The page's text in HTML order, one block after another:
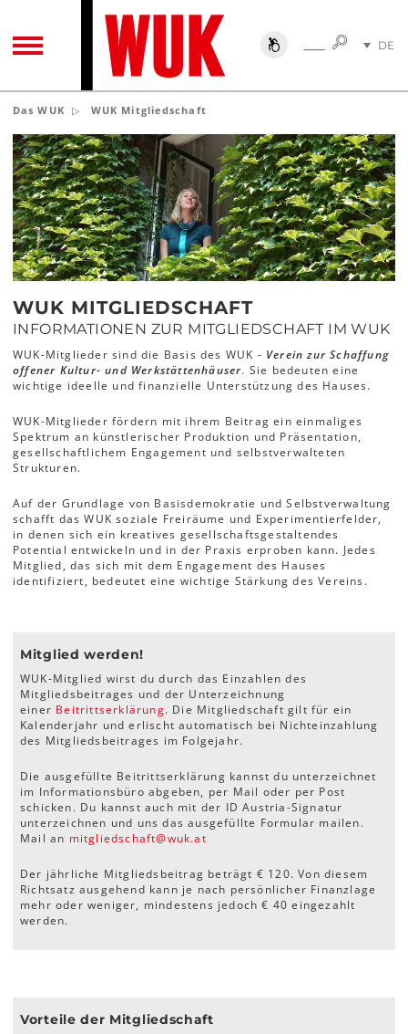
TOGGLE NAVIGATIONSUCHESUCHE
DE
Das WUK WUK Mitgliedschaft
WUK MITGLIEDSCHAFT
INFORMATIONEN ZUR MITGLIEDSCHAFT IM WUK
WUK-Mitglieder sind die Basis des WUK - Verein zur Schaffung
offener Kultur- und Werkstättenhäuser. Sie bedeuten eine
wichtige ideelle und finanzielle Unterstützung des Hauses.
WUK-Mitglieder fördern mit ihrem Beitrag ein einmaliges
Spektrum an künstlerischer Produktion und Präsentation,
gesellschaftlichem Engagement und selbstverwalteten
Strukturen.
Auf der Grundlage von Basisdemokratie und Selbstverwaltung
schafft das WUK soziale Freiräume und Experimentierfelder,
in denen sich ein kreatives gesellschaftsgestaltendes
Potential entwickeln und in der Praxis erproben kann. Jedes
Mitglied, das sich mit dem Engagement des Hauses
identifiziert, bedeutet eine wichtige Stärkung des Vereins.
Mitglied werden!
WUK-Mitglied wirst du durch das Einzahlen des
Mitgliedsbeitrages und der Unterzeichnung
einer Beitrittserklärung. Die Mitgliedschaft gilt für ein
Kalenderjahr und erlischt automatisch bei Nichteinzahlung
des Mitgliedsbeitrages im Folgejahr.
Die ausgefüllte Beitrittserklärung kannst du unterzeichnet
im Informationsbüro abgeben, per Mail oder per Post
schicken. Du kannst auch mit der ID Austria-Signatur
unterzeichnen und uns das ausgefüllte Formular mailen.
Mail an mitgliedschaft@wuk.at
Der jährliche Mitgliedsbeitrag beträgt € 120. Von diesem
Richtsatz ausgehend kann je nach persönlicher Finanzlage
mehr oder weniger, mindestens jedoch € 40 eingezahlt
werden.
Vorteile der Mitgliedschaft